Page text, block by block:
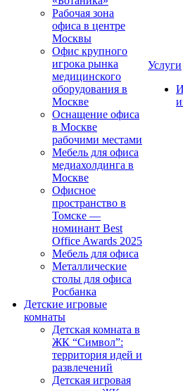
Рабочая зона
офиса в центре
Москвы
Офис крупного
игрока рынка
медицинского
оборудования в
Москве
Оснащение офиса
в Москве
рабочими местами
Мебель для офиса
медиахолдинга в
Москве
Офисное
пространство в
Томске —
номинант Best
Office Awards 2025
Мебель для офиса
Металлические
столы для офиса
Росбанка
Детские игровые
комнаты
Детская комната в
ЖК “Символ”:
территория идей и
развлечений
Детская игровая
Услуги